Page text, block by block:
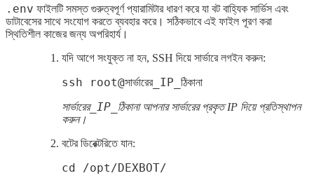
.env ফাইলটি সমস্ত গুরুত্বপূর্ণ প্যারামিটার ধারণ করে যা বট বাহ্যিক সার্ভিস এবং
ডাটাবেসের সাথে সংযোগ করতে ব্যবহার করে। সঠিকভাবে এই ফাইল পূরণ করা
স্থিতিশীল কাজের জন্য অপরিহার্য।
যদি আগে সংযুক্ত না হন, SSH দিয়ে সার্ভারে লগইন করুন:
ssh root@সার্ভারের_IP_ঠিকানা
সার্ভারের_IP_ঠিকানাআপনার সার্ভারের প্রকৃত IP দিয়ে প্রতিস্থাপন
করুন।
বটের ডিরেক্টরিতে যান:
cd /opt/DEXBOT/